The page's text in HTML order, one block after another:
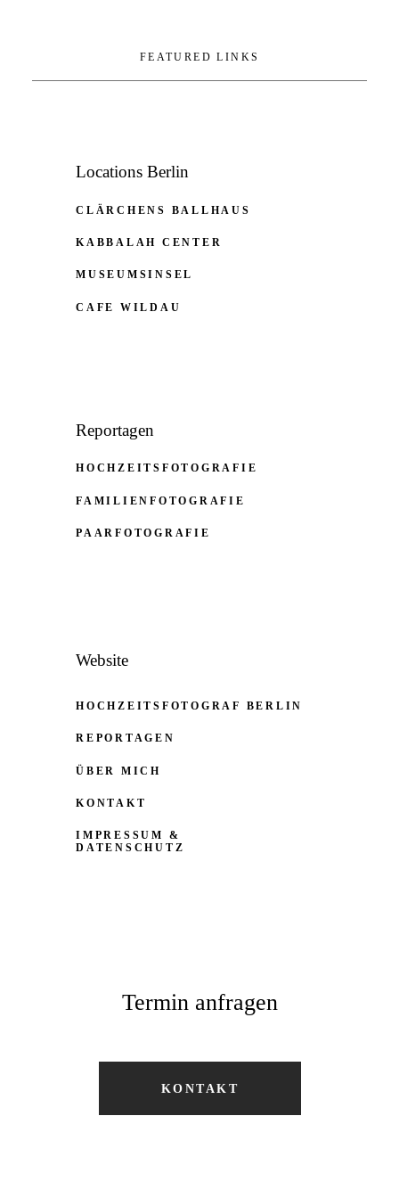
FEATURED LINKS
Website
Reportagen
Locations Berlin
Termin anfragen
HOCHZEITSFOTOGRAFIE
HOCHZEITSFOTOGRAF BERLIN
CLÄRCHENS BALLHAUS
KONTAKT
REPORTAGEN
FAMILIENFOTOGRAFIE
KABBALAH CENTER
ÜBER MICH
PAARFOTOGRAFIE
MUSEUMSINSEL
KONTAKT
CAFE WILDAU
IMPRESSUM &
DATENSCHUTZ